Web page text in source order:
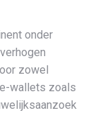
onder
zowel
wallets zoals